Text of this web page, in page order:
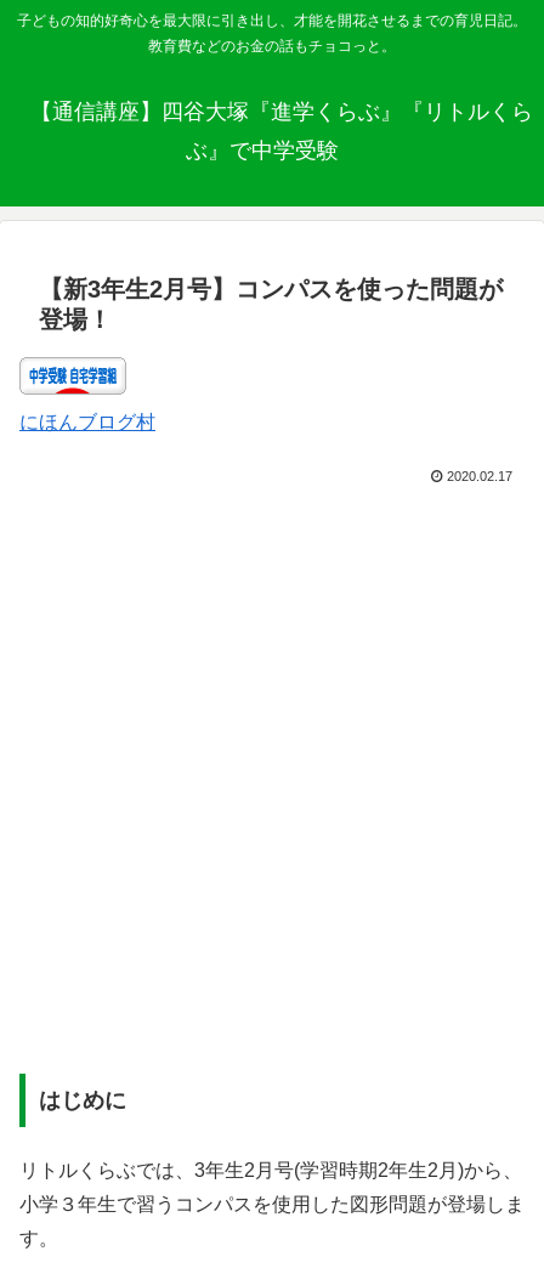
子どもの知的好奇心を最大限に引き出し、才能を開花させるまでの育児日記。
教育費などのお金の話もチョコっと。
【通信講座】四谷大塚『進学くらぶ』『リトルくら
ぶ』で中学受験
【新3年生2月号】コンパスを使った問題が
登場！
にほんブログ村
2020.02.17
はじめに
リトルくらぶでは、3年生2月号(学習時期2年生2月)から、
小学３年生で習うコンパスを使用した図形問題が登場しま
す。